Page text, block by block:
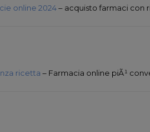
online 2024– acquisto farmaci con
ricetta – Farmacia online piÃ¹